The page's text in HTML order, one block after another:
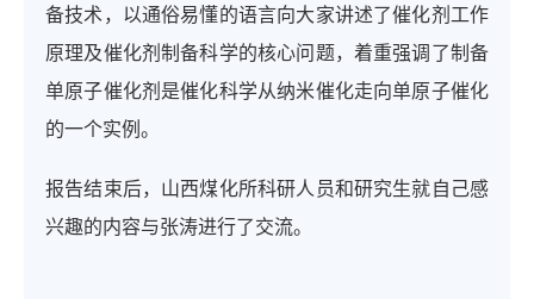
备技术，以通俗易懂的语言向大家讲述了催化剂工作
原理及催化剂制备科学的核心问题，着重强调了制备
单原子催化剂是催化科学从纳米催化走向单原子催化
的一个实例。
报告结束后，山西煤化所科研人员和研究生就自己感
兴趣的内容与张涛进行了交流。